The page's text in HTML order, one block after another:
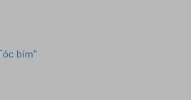
bím"